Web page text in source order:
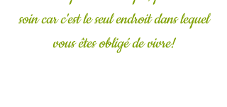
soin car c'est le seul endroit dans lequel
vous êtes obligé de vivre!